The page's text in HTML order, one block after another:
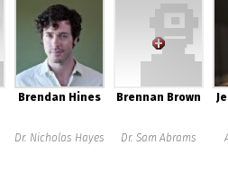
Brendan Hines
Dr. Nicholas Hayes
Brennan Brown
Dr. Sam Abrams